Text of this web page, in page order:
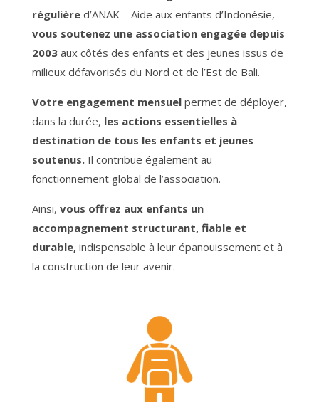
régulièred’ANAK – Aide aux enfants d’Indonésie,
vous soutenez une association engagée depuis
2003aux côtés des enfants et des jeunes issus de
milieux défavorisés du Nord et de l’Est de Bali.
Votre engagement mensuelpermet de déployer,
dans la durée, les actions essentielles à
destination de tous les enfants et jeunes
soutenus.Il contribue également au
fonctionnement global de l’association.
Ainsi, vous offrez aux enfants un
accompagnement structurant, fiable et
durable,indispensable à leur épanouissement et à
la construction de leur avenir.